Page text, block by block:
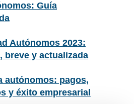
Guía
Autónomos 2023:
breve y actualizada
autónomos: pagos,
y éxito empresarial